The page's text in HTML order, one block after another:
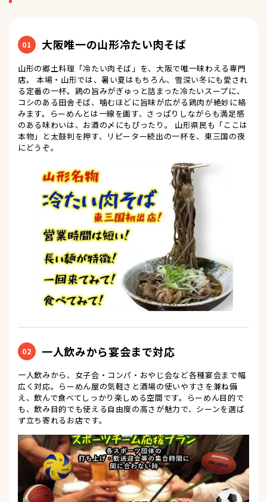
01 大阪唯一の山形冷たい肉そば
山形の郷土料理「冷たい肉そば」を、大阪で唯一味わえる専門
店。 本場・山形では、暑い夏はもちろん、雪深い冬にも愛され
る定番の一杯。鶏の旨みがぎゅっと詰まった冷たいスープに、
コシのある田舎そば、噛むほどに旨味が広がる鶏肉が絶妙に絡
みます。らーめんとは一線を画す、さっぱりしながらも満足感
のある味わいは、お酒の〆にもぴったり。 山形県民も「ここは
本物」と太鼓判を押す、リピーター続出の一杯を、東三国の夜
にどうぞ。
02 一人飲みから宴会まで対応
一人飲みから、女子会・コンパ・おやじ会など各種宴会まで幅
広く対応。らーめん屋の気軽さと酒場の使いやすさを兼ね備
え、飲んで食べてしっかり楽しめる空間です。らーめん目的で
も、飲み目的でも使える自由度の高さが魅力で、シーンを選ば
ず立ち寄れるお店です。